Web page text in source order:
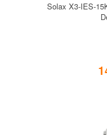
Solax X3-IES-